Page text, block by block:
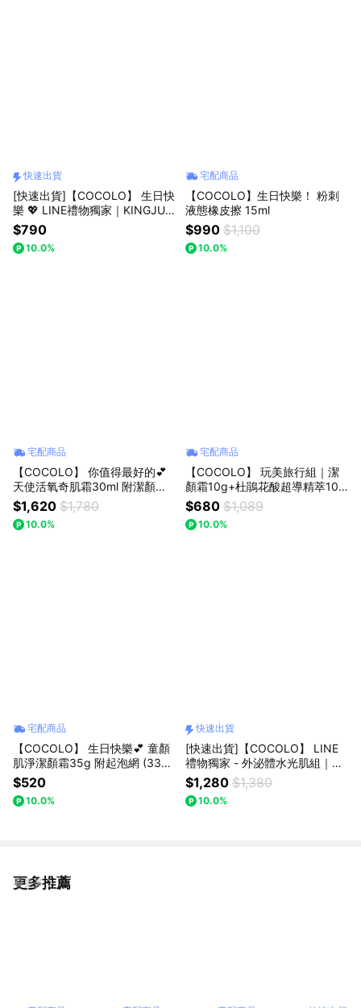
快速出貨
[快速出貨]【COCOLO】 生日快
樂 💖 LINE禮物獨家｜KINGJUN
潔淨護唇組 (童顏肌淨潔顏霜+KI
NGJUN小方糖護唇膏+品牌束口
袋)
$790
10.0%
宅配商品
【COCOLO】生日快樂！ 粉刺
液態橡皮擦 15ml
$990 $1,100
10.0%
宅配商品
【COCOLO】 你值得最好的💕
天使活氧奇肌霜30ml 附潔顏霜1
0g+美妝蛋(顏色隨機)
$1,620 $1,780
10.0%
宅配商品
【COCOLO】 玩美旅行組｜潔
顏霜10g+杜鵑花酸超導精萃10m
l 附數口袋
$680 $1,089
10.0%
宅配商品
【COCOLO】 生日快樂💕 童顏
肌淨潔顏霜35g 附起泡網 (33%
胺基酸洗面乳)
$520
10.0%
快速出貨
[快速出貨]【COCOLO】 LINE
禮物獨家 - 外泌體水光肌組｜外
泌體水光分子精露 30ml＋微分
子杜鵑花酸超導精萃10ml
$1,280 $1,380
10.0%
更多推薦
看更多